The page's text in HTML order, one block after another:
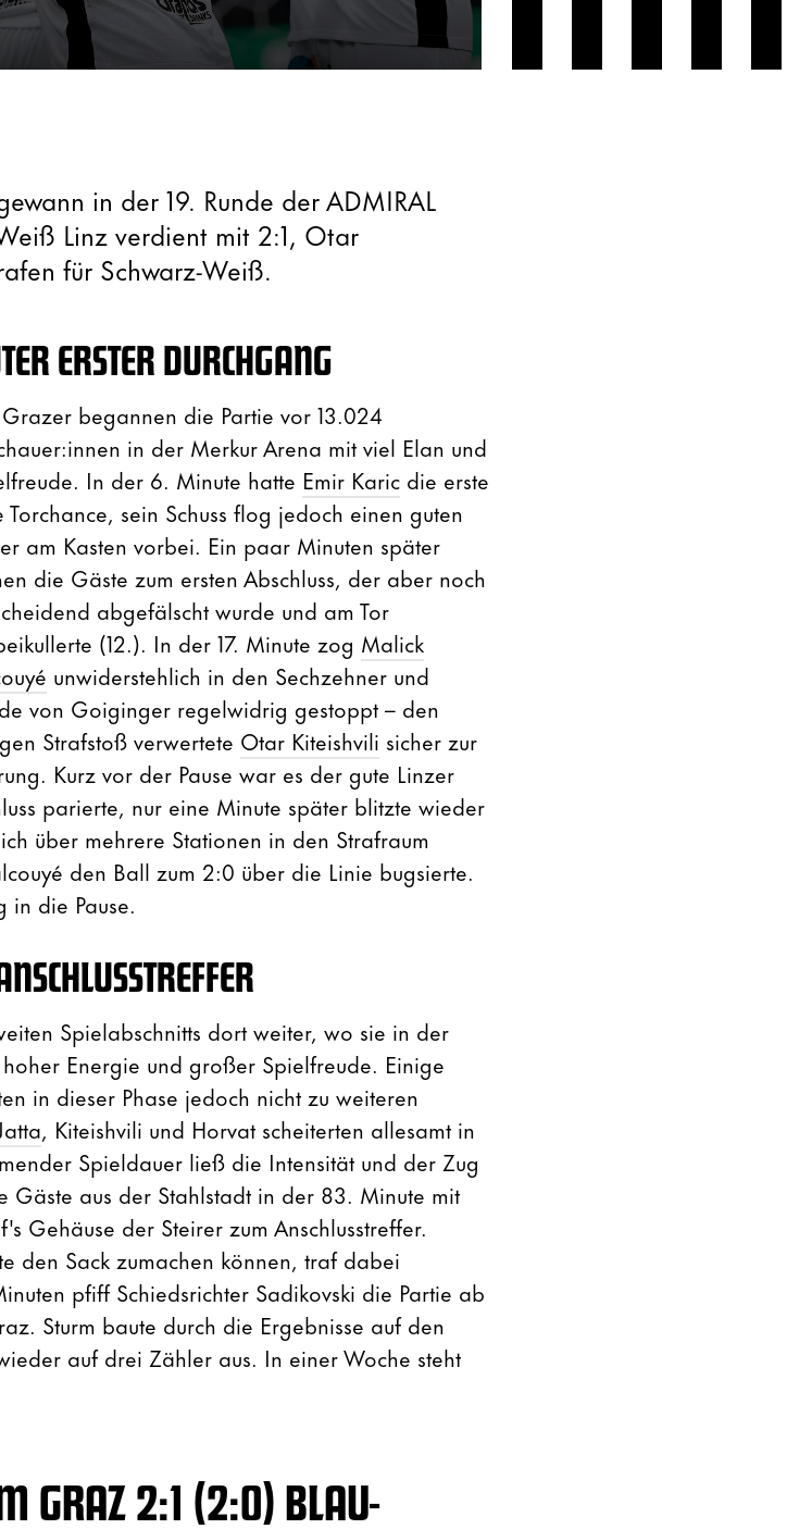
in der 19. Runde der ADMIRAL
Linz verdient mit 2:1, Otar
für Schwarz-Weiß.
ERSTER DURCHGANG
begannen die Partie vor 13.024
in der Merkur Arena mit viel Elan und
In der 6. Minute hatte Emir Karicdie erste
Torchance, sein Schuss flog jedoch einen guten
am Kasten vorbei. Ein paar Minuten später
die Gäste zum ersten Abschluss, der aber noch
abgefälscht wurde und am Tor
(12.). In der 17. Minute zog Malick
unwiderstehlich in den Sechzehner und
von Goiginger regelwidrig gestoppt – den
Strafstoß verwertete Otar Kiteishvili sicher zur
Kurz vor der Pause war es der gute Linzer
parierte, nur eine Minute später blitzte wieder
über mehrere Stationen in den Strafraum
den Ball zum 2:0 über die Linie bugsierte.
in die Pause.
Spielabschnitts dort weiter, wo sie in der
Energie und großer Spielfreude. Einige
in dieser Phase jedoch nicht zu weiteren
, Kiteishvili und Horvat scheiterten allesamt in
Spieldauer ließ die Intensität und der Zug
Gäste aus der Stahlstadt in der 83. Minute mit
Gehäuse der Steirer zum Anschlusstreffer.
den Sack zumachen können, traf dabei
pfiff Schiedsrichter Sadikovski die Partie ab
Sturm baute durch die Ergebnisse auf den
auf drei Zähler aus. In einer Woche steht
GRAZ 2:1 (2:0) BLAU-